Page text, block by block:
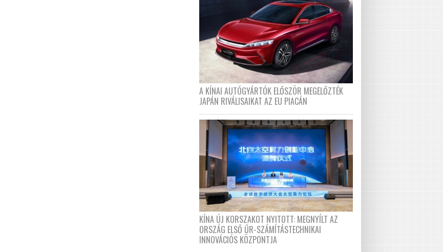
A KÍNAI AUTÓGYÁRTÓK ELŐSZÖR MEGELŐZTÉK
JAPÁN RIVÁLISAIKAT AZ EU PIACÁN
KÍNA ÚJ KORSZAKOT NYITOTT: MEGNYÍLT AZ
ORSZÁG ELSŐ ŰR-SZÁMÍTÁSTECHNIKAI
INNOVÁCIÓS KÖZPONTJA